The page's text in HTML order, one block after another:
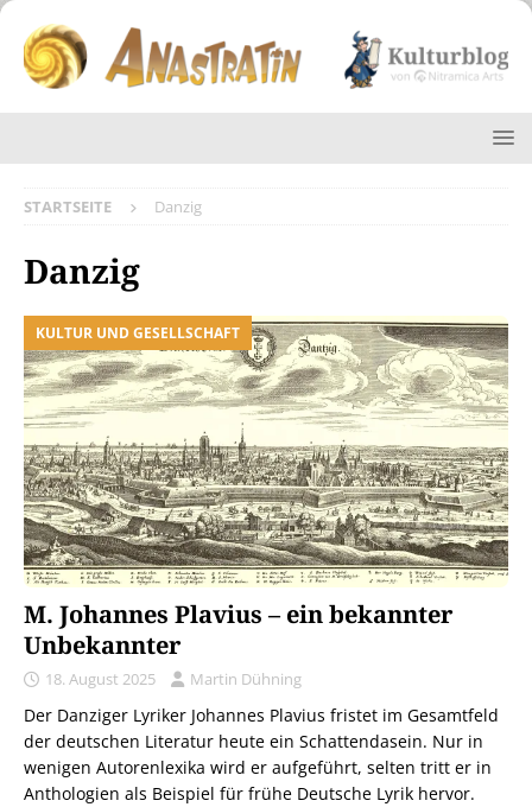
STARTSEITE Danzig
Danzig
KULTUR UND GESELLSCHAFT
M. Johannes Plavius – ein bekannter
Unbekannter
18. August 2025 Martin Dühning
Der Danziger Lyriker Johannes Plavius fristet im Gesamtfeld
der deutschen Literatur heute ein Schattendasein. Nur in
wenigen Autorenlexika wird er aufgeführt, selten tritt er in
Anthologien als Beispiel für frühe Deutsche Lyrik hervor.